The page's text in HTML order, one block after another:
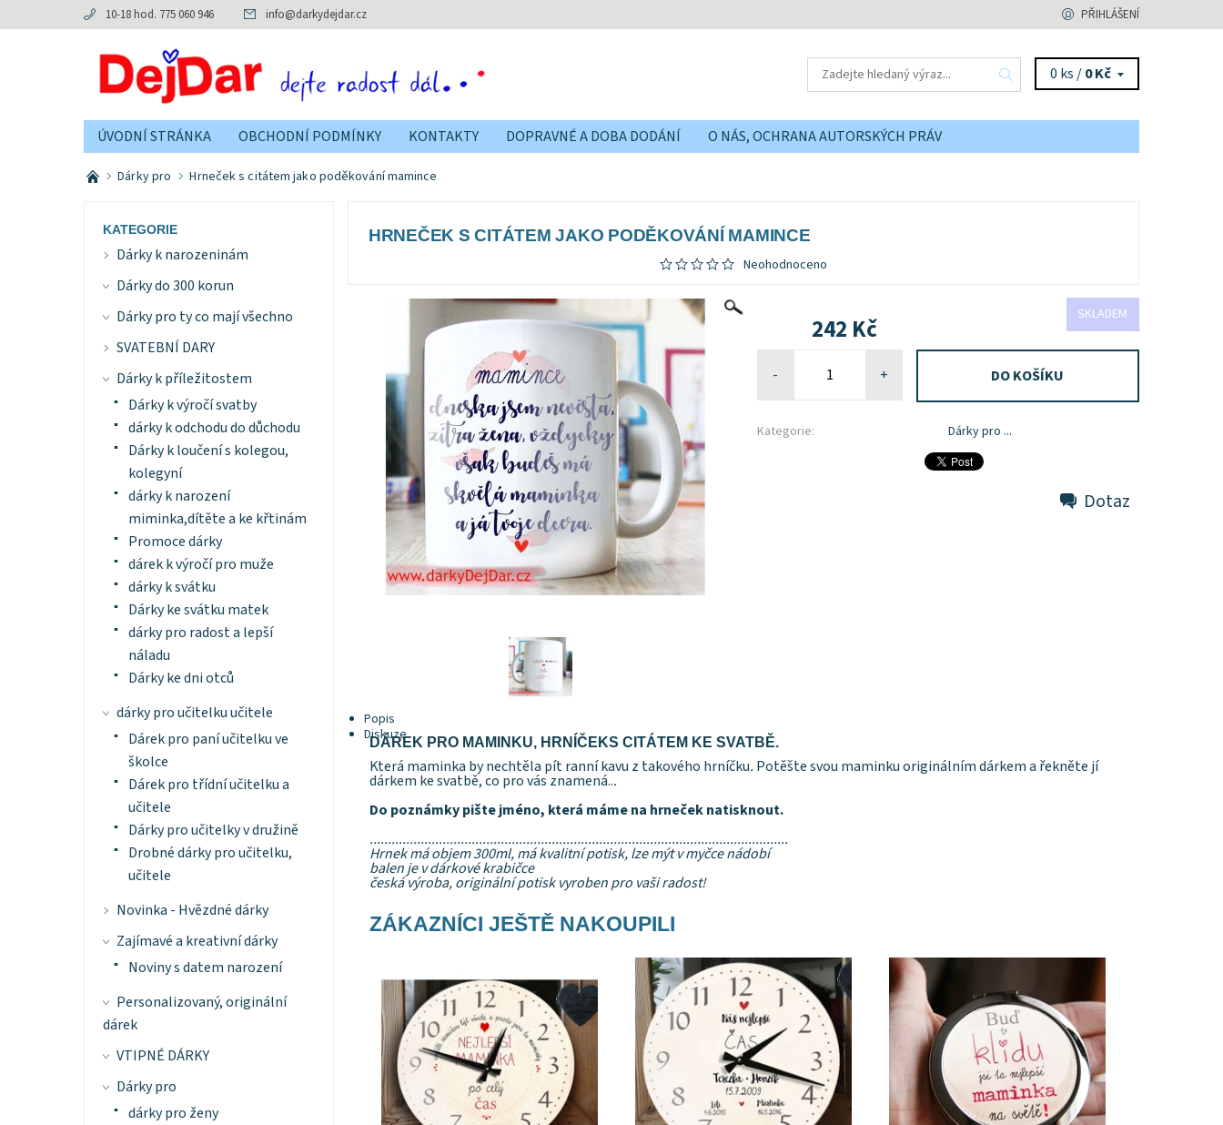
10-18 hod. 775 060 946 info@darkydejdar.cz PŘIHLÁŠENÍ
0 ks /0 Kč
ÚVODNÍ STRÁNKA OBCHODNÍ PODMÍNKY KONTAKTY DOPRAVNÉ A DOBA DODÁNÍ O NÁS, OCHRANA AUTORSKÝCH PRÁV
Dárky pro Hrneček s citátem jako poděkování mamince
HRNEČEK S CITÁTEM JAKO PODĚKOVÁNÍ MAMINCE
Neohodnoceno
SKLADEM
242 Kč
- +
Kategorie: Dárky pro ...
Dotaz
Popis
Diskuze
DÁREK PRO MAMINKU, HRNÍČEKS CITÁTEM KE SVATBĚ.
Která maminka by nechtěla pít ranní kavu z takového hrníčku. Potěšte svou maminku originálním dárkem a řekněte jí
dárkem ke svatbě, co pro vás znamená...
Do poznámky pište jméno, která máme na hrneček natisknout.
...................................................................................................................
Hrnek má objem 300ml, má kvalitní potisk, lze mýt v myčce nádobí
balen je v dárkové krabičce
česká výroba, originální potisk vyroben pro vaši radost!
ZÁKAZNÍCI JEŠTĚ NAKOUPILI
Značka:
DejDar
Dostupnost:
Skladem
Značka:
DejDar
Dostupnost: Skladem
KATEGORIE
Dárky k narozeninám
Dárky do 300 korun
Dárky pro ty co mají všechno
SVATEBNÍ DARY
Dárky k příležitostem
Dárky k výročí svatby
dárky k odchodu do důchodu
Dárky k loučení s kolegou,
kolegyní
dárky k narození
miminka,dítěte a ke křtinám
Promoce dárky
dárek k výročí pro muže
dárky k svátku
Dárky ke svátku matek
dárky pro radost a lepší
náladu
Dárky ke dni otců
dárky pro učitelku učitele
Dárek pro paní učitelku ve
školce
Dárek pro třídní učitelku a
učitele
Dárky pro učitelky v družině
Drobné dárky pro učitelku,
učitele
Novinka - Hvězdné dárky
Zajímavé a kreativní dárky
Noviny s datem narození
Personalizovaný, originální
dárek
VTIPNÉ DÁRKY
Dárky pro
dárky pro ženy